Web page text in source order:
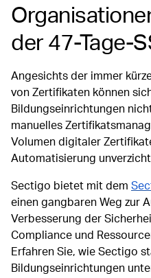
der 47-Tage-
Angesichts der immer
von Zertifikaten können
Bildungseinrichtungen
manuelles
Volumen digitaler
Automatisierung
Sectigo bietet mit dem
einen gangbaren Weg zur
Verbesserung der
Compliance und
Erfahren Sie, wie Sectigo
Bildungseinrichtungen